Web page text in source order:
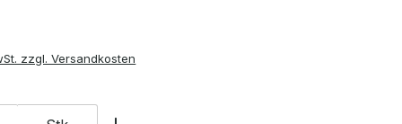
zzgl. Versandkosten